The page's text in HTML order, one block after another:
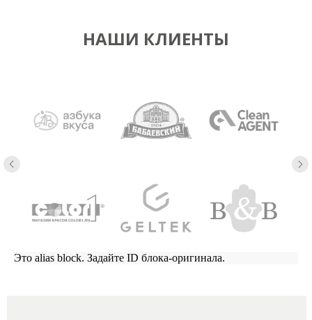
НАШИ КЛИЕНТЫ
Это alias block. Задайте ID блока-оригинала.
МЕНЮ
САМОКЛЕЯЩИХСЯ
ЭТИКЕТОК
Печать наклеек
Доставка
Печатьэтикеток